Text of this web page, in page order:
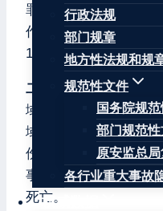
行政法规
部门规章
地方性法规和规
规范性文件
国务院规
部门规范
原安监总
各行业重大事故
权威数据
罪入罪以来，发案较
作业罪94人，占同期
13.1%。
二、犯罪涉及领域呈多
域较广，除危化品生
域外，大型群众性活
伤亡事故也时有发生
事故、2021年甘肃白
死亡。